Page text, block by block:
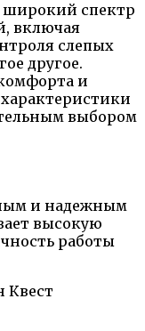
широкий спектр
включая
слепых
другое.
и
выбором
и надежным
высокую
работы
Квест